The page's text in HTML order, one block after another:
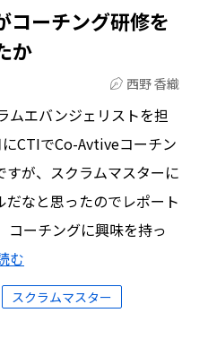
コーチング研修を
か
西野 香織
ムエバンジェリストを担
CTIでCo-Avtiveコーチン
が、スクラムマスターに
なと思ったのでレポート
コーチングに興味を持っ
む
スクラムマスター